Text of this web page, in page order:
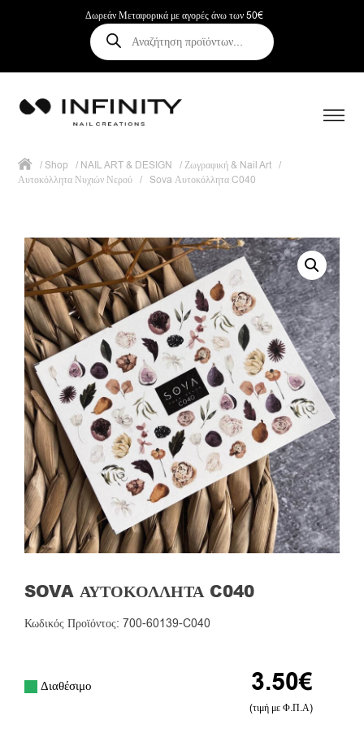
Δωρεάν Μεταφορικά με αγορές άνω των 50€
Αναζήτηση
προϊόντων
/Shop / NAIL ART & DESIGN /Ζωγραφική & Nail Art /
Αυτοκόλλητα Νυχιών Νερού / Sova Αυτοκόλλητα C040
SOVA ΑΥΤΟΚΌΛΛΗΤΑ C040
Κωδικός Προϊόντος: 700-60139-C040
3.50€
(τιμή με Φ.Π.Α)
Διαθέσιμο